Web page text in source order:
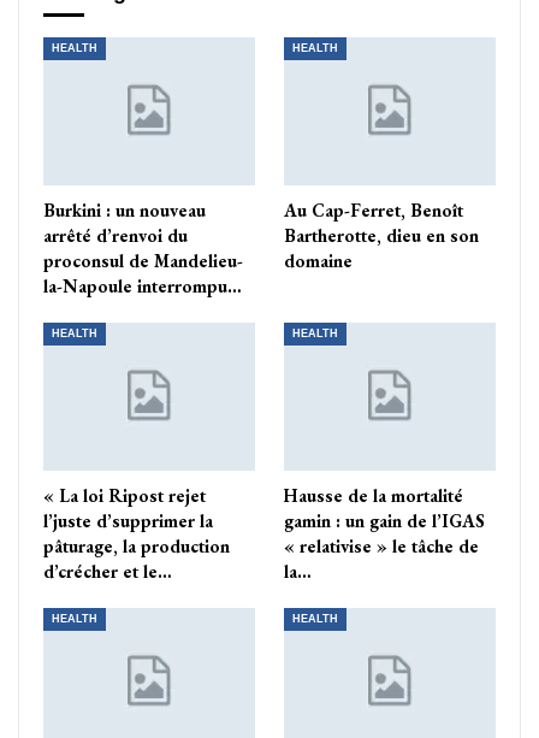
HEALTH
Burkini : un nouveau
arrêté d’renvoi du
proconsul de Mandelieu-
la-Napoule interrompu…
HEALTH
Au Cap-Ferret, Benoît
Bartherotte, dieu en son
domaine
HEALTH
« La loi Ripost rejet
l’juste d’supprimer la
pâturage, la production
d’crécher et le…
HEALTH
Hausse de la mortalité
gamin : un gain de l’IGAS
« relativise » le tâche de
la…
HEALTH HEALTH